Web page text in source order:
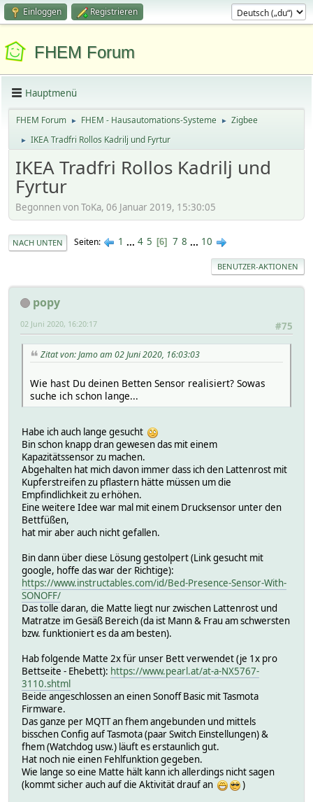
Einloggen Registrieren
FHEM Forum
Hauptmenü
FHEM Forum ► FHEM - Hausautomations-Systeme ► Zigbee
► IKEA Tradfri Rollos Kadrilj und Fyrtur
IKEA Tradfri Rollos Kadrilj und
Fyrtur
Begonnen von ToKa, 06 Januar 2019, 15:30:05
NACH UNTEN Seiten 1 ... 4 5 6 7 8 ... 10
BENUTZER-AKTIONEN
popy
#75
02 Juni 2020, 16:20:17
Zitat von: Jamo am 02 Juni 2020, 16:03:03
Wie hast Du deinen Betten Sensor realisiert? Sowas
suche ich schon lange...
Habe ich auch lange gesucht
Bin schon knapp dran gewesen das mit einem
Kapazitätssensor zu machen.
Abgehalten hat mich davon immer dass ich den Lattenrost mit
Kupferstreifen zu pflastern hätte müssen um die
Empfindlichkeit zu erhöhen.
Eine weitere Idee war mal mit einem Drucksensor unter den
Bettfüßen,
hat mir aber auch nicht gefallen.
Bin dann über diese Lösung gestolpert (Link gesucht mit
google, hoffe das war der Richtige):
https://www.instructables.com/id/Bed-Presence-Sensor-With-
SONOFF/
Das tolle daran, die Matte liegt nur zwischen Lattenrost und
Matratze im Gesäß Bereich (da ist Mann & Frau am schwersten
bzw. funktioniert es da am besten).
Hab folgende Matte 2x für unser Bett verwendet (je 1x pro
Bettseite - Ehebett): https://www.pearl.at/at-a-NX5767-
3110.shtml
Beide angeschlossen an einen Sonoff Basic mit Tasmota
Firmware.
Das ganze per MQTT an fhem angebunden und mittels
bisschen Config auf Tasmota (paar Switch Einstellungen) &
fhem (Watchdog usw.) läuft es erstaunlich gut.
Hat noch nie einen Fehlfunktion gegeben.
Wie lange so eine Matte hält kann ich allerdings nicht sagen
(kommt sicher auch auf die Aktivität drauf an
)